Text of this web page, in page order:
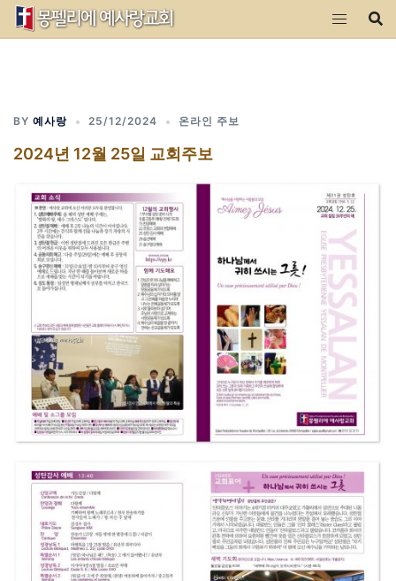
Skip
BY 예사랑 25/12/2024 온라인 주보
2024년 12월 25일 교회주보